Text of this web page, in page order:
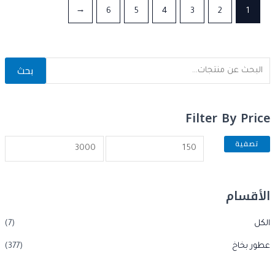
بحث
Filter By Price
تصفية
الأقسام
الكل (7)
عطور بخاخ
(377)
1
2
3
4
5
6
←